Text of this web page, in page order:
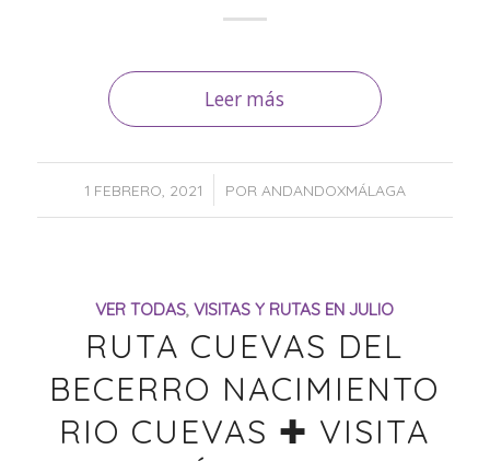
Leer más
1 FEBRERO, 2021
/ POR ANDANDOXMÁLAGA
VER TODAS,VISITAS Y RUTAS EN JULIO
RUTA CUEVAS DEL
BECERRO NACIMIENTO
RIO CUEVAS ✚ VISITA